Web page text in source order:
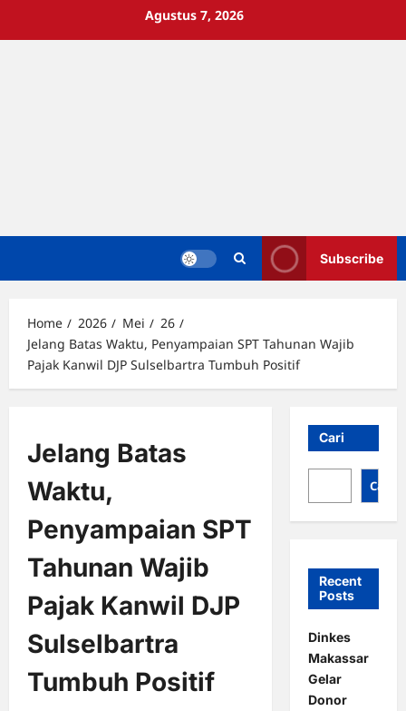
Agustus 7, 2026
Subscribe
Home 2026 Mei
26
Jelang Batas Waktu, Penyampaian SPT Tahunan Wajib
Pajak Kanwil DJP Sulselbartra Tumbuh Positif
Jelang Batas
Waktu,
Penyampaian SPT
Tahunan Wajib
Pajak Kanwil DJP
Sulselbartra
Tumbuh Positif
Cari
Cari
Recent
Posts
Dinkes
Makassar
Gelar
Donor